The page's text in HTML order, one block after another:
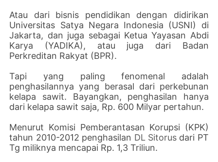
Atau dari bisnis pendidikan dengan didirikan
Universitas Satya Negara Indonesia (USNI) di
Jakarta, dan juga sebagai Ketua Yayasan Abdi
Karya (YADIKA), atau juga dari Badan
Perkreditan Rakyat (BPR).
Tapi yang paling fenomenal adalah
penghasilannya yang berasal dari perkebunan
kelapa sawit. Bayangkan, penghasilan hanya
dari kelapa sawit saja, Rp. 600 Milyar pertahun.
Menurut Komisi Pemberantasan Korupsi (KPK)
tahun 2010-2012 penghasilan DL Sitorusdari PT
Tg miliknya mencapai Rp. 1,3 Triliun.